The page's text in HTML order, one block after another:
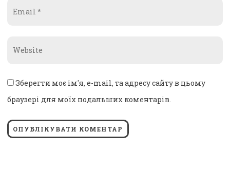
Зберегти моє ім'я, e-mail, та адресу сайту в цьому
браузері для моїх подальших коментарів.